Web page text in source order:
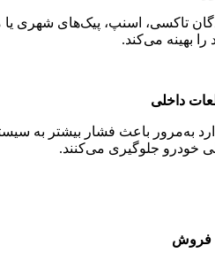
تاکسی، اسنپ، پیک‌های
را بهینه می‌کند.
به‌مرور باعث فشار بیشتر
خودرو جلوگیری می‌کنند.